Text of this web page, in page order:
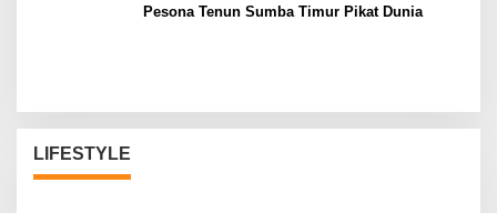
Pesona Tenun Sumba Timur Pikat Dunia
LIFESTYLE